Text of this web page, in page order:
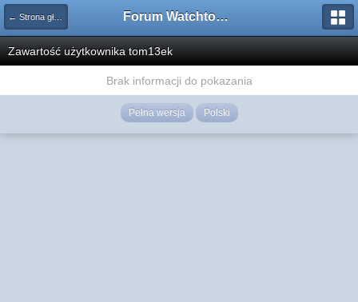
← Strona główna Forum Watchtower
Zawartość użytkownika tom13ek
Brak informacji do pokazania
Pełna wersja Polski